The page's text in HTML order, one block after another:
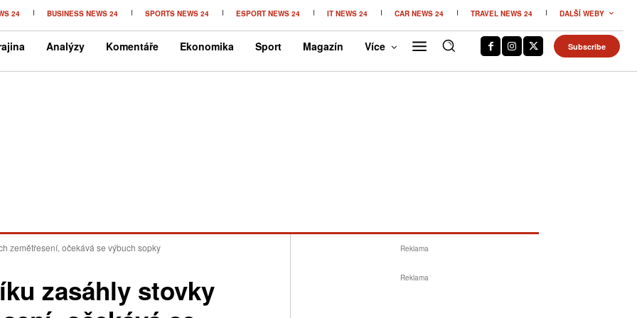
24 BUSINESS NEWS 24 SPORTS NEWS 24 ESPORT NEWS 24 IT NEWS 24 CAR NEWS 24 TRAVEL NEWS 24 DALŠÍ WEBY
Analýzy Komentáře Ekonomika Sport Magazín Více Subscribe
zemětřesení, očekává se výbuch sopky
zasáhly stovky
Reklama
Reklama